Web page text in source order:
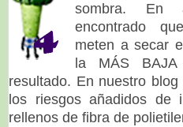
sombra. En
encontrado
meten a secar
la MÁS
resultado. En nuestro
los riesgos añadidos
rellenos de fibra de